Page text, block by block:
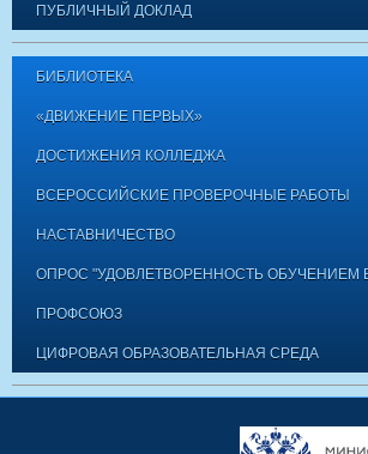
ПУБЛИЧНЫЙ ДОКЛАД
БИБЛИОТЕКА
«ДВИЖЕНИЕ ПЕРВЫХ»
ДОСТИЖЕНИЯ КОЛЛЕДЖА
ВСЕРОССИЙСКИЕ ПРОВЕРОЧНЫЕ РАБОТЫ
НАСТАВНИЧЕСТВО
ОПРОС "УДОВЛЕТВОРЕННОСТЬ ОБУЧЕНИЕМ
ПРОФСОЮЗ
ЦИФРОВАЯ ОБРАЗОВАТЕЛЬНАЯ СРЕДА